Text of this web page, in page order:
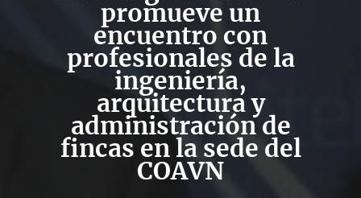
promueve un
encuentro con
profesionales de la
ingeniería,
arquitectura y
administración de
fincas en la sede del
COAVN